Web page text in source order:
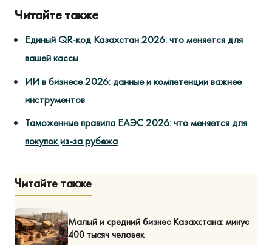
Читайте также
Единый QR-код Казахстан 2026: что меняется для
вашей кассы
ИИ в бизнесе 2026: данные и компетенции важнее
инструментов
Таможенные правила ЕАЭС 2026: что меняется для
покупок из-за рубежа
Читайте также
Малый и средний бизнес Казахстана: минус
400 тысяч человек